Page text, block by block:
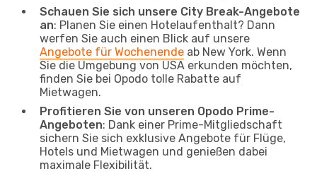
Schauen Sie sich unsere City Break-Angebote
an: Planen Sie einen Hotelaufenthalt? Dann
werfen Sie auch einen Blick auf unsere
Angebote für Wochenende ab New York. Wenn
Sie die Umgebung von USA erkunden möchten,
finden Sie bei Opodo tolle Rabatte auf
Mietwagen.
Profitieren Sie von unseren Opodo Prime-
Angeboten: Dank einer Prime-Mitgliedschaft
sichern Sie sich exklusive Angebote für Flüge,
Hotels und Mietwagen und genießen dabei
maximale Flexibilität.